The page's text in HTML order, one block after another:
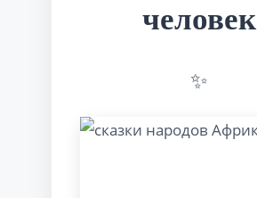
человек